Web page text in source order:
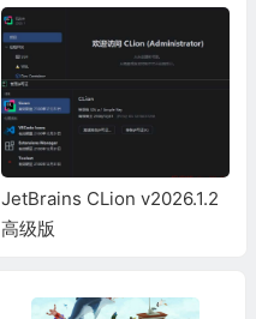
JetBrains CLion v2026.1.2
高级版